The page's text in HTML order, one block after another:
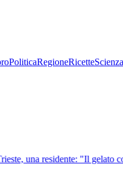
PoliticaRegioneRicette
una residente: "Il gelato